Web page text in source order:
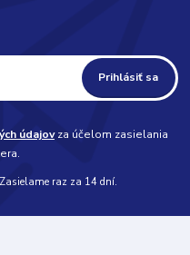
Prihlásiť sa
údajovza účelom zasielania
raz za 14 dní.